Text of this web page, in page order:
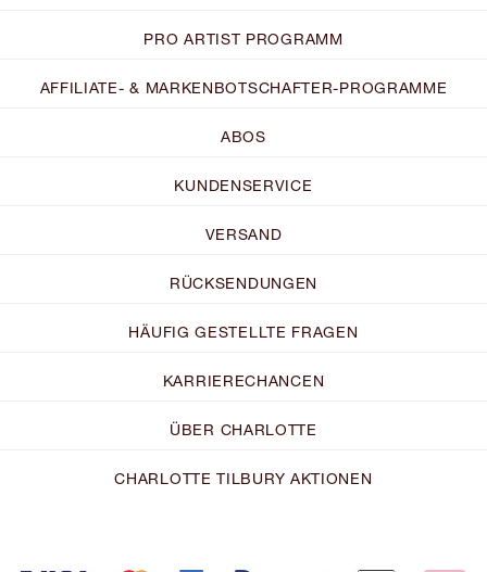
PRO ARTIST PROGRAMM
AFFILIATE- & MARKENBOTSCHAFTER-PROGRAMME
ABOS
KUNDENSERVICE
VERSAND
RÜCKSENDUNGEN
HÄUFIG GESTELLTE FRAGEN
KARRIERECHANCEN
ÜBER CHARLOTTE
CHARLOTTE TILBURY AKTIONEN